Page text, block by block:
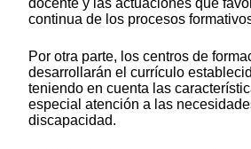
docente y las actuaciones que
continua de los procesos
Por otra parte, los centros de
desarrollarán el currículo
teniendo en cuenta las
especial atención a las
discapacidad.